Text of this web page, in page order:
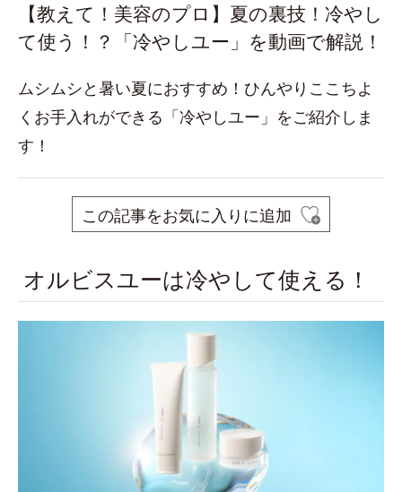
【教えて！美容のプロ】夏の裏技！冷やし
て使う！？「冷やしユー」を動画で解説！
ムシムシと暑い夏におすすめ！ひんやりここちよ
くお手入れができる「冷やしユー」をご紹介しま
す！
この記事をお気に入りに追加
オルビスユーは冷やして使える！